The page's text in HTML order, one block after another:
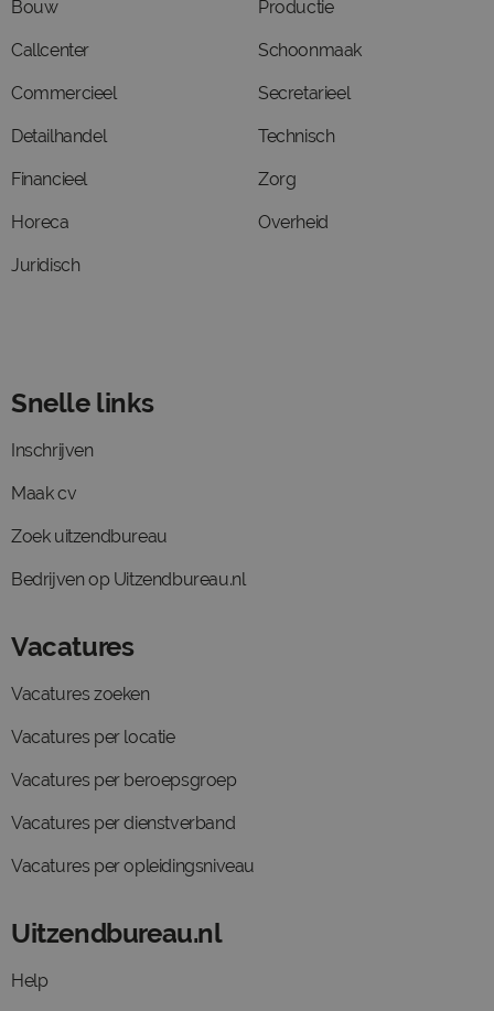
Bouw
Callcenter
Commercieel
Detailhandel
Financieel
Horeca
Juridisch
Productie
Schoonmaak
Secretarieel
Technisch
Zorg
Overheid
Snelle links
Inschrijven
Maak cv
Zoek uitzendbureau
Bedrijven op Uitzendbureau.nl
Vacatures
Vacatures zoeken
Vacatures per locatie
Vacatures per beroepsgroep
Vacatures per dienstverband
Vacatures per opleidingsniveau
Uitzendbureau.nl
Help